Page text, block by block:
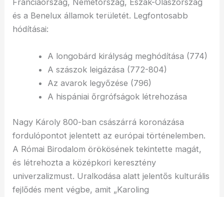
Franciaország, Németország, Észak-Olaszország
és a Benelux államok területét. Legfontosabb
hódításai:
A longobárd királyság meghódítása (774)
A szászok leigázása (772-804)
Az avarok legyőzése (796)
A hispániai őrgrófságok létrehozása
Nagy Károly 800-ban császárrá koronázása
fordulópontot jelentett az európai történelemben.
A Római Birodalom örökösének tekintette magát,
és létrehozta a középkori keresztény
univerzalizmust. Uralkodása alatt jelentős kulturális
fejlődés ment végbe, amit „Karoling